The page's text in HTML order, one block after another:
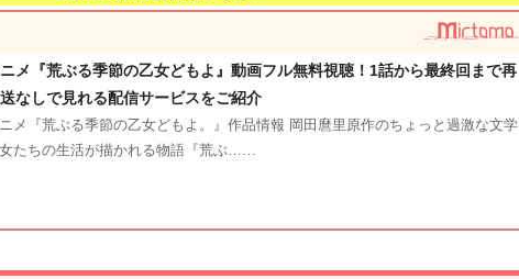
メ『荒ぶる季節の乙女どもよ』動画フル無料視聴！1話から最終回まで再
なしで見れる配信サービスをご紹介
メ『荒ぶる季節の乙女どもよ。』作品情報 岡田麿里原作のちょっと過激な文学
たちの生活が描かれる物語『荒ぶ……